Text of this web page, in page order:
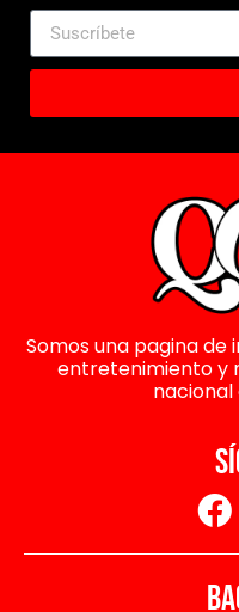
Somos una pagina
entretenimiento y
nacional